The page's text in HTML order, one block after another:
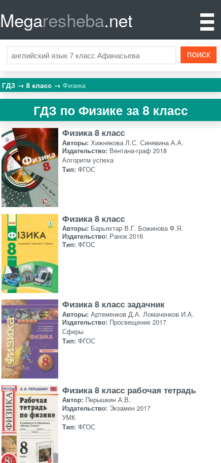
Megaresheba.net
ГДЗ 8 класс Физика
ГДЗ по Физике за 8 класс
Физика 8 класс
Авторы: Хижнякова Л.С. Синявина А.А.
Издательство: Вентана-граф 2018
Алгоритм успеха
Тип: ФГОС
Физика 8 класс
Авторы: Барьяхтар В.Г. Божинова Ф.Я.
Издательство: Ранок 2016
Тип: ФГОС
Физика 8 класс задачник
Авторы: Артеменков Д.А. Ломаченков И.А.
Издательство: Просвещение 2017
Сферы
Тип: ФГОС
Физика 8 класс рабочая тетрадь
Автор: Перышкин А.В.
Издательство: Экзамен 2017
УМК
Тип: ФГОС